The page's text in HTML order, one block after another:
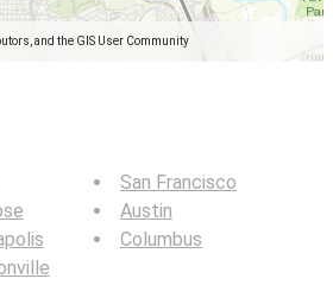
and the GIS User Community
San Francisco
Austin
Columbus